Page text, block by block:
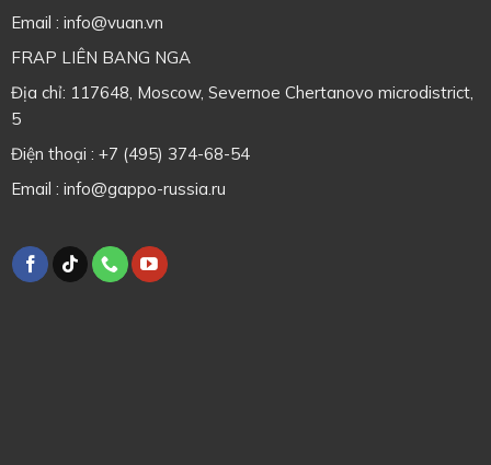
Email : info@vuan.vn
FRAP LIÊN BANG NGA
Địa chỉ: 117648, Moscow, Severnoe Chertanovo microdistrict,
5
Điện thoại : +7 (495) 374-68-54
Email : info@gappo-russia.ru